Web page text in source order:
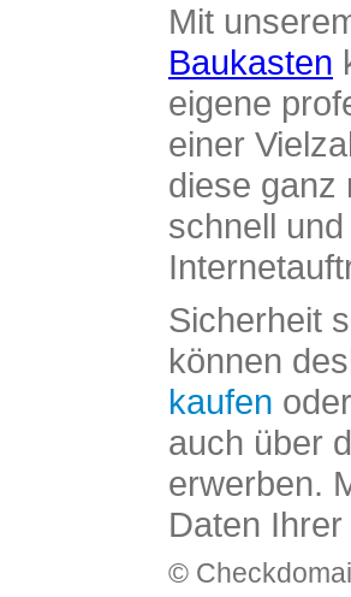
Mit
Baukasten
eigene
einer
diese ganz
schnell
Sicherheit
können
kaufen
auch über
erwerben.
Daten
©